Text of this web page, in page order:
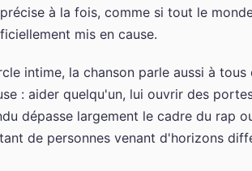
à la fois, comme si tout le
mis en cause.
intime, la chanson parle aussi à
: aider quelqu'un, lui ouvrir des
dépasse largement le cadre du rap
de personnes venant d'horizons